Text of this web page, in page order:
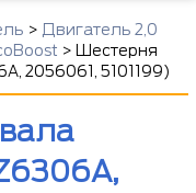
> Двигатель 2,0
>
Шестерня
2056061, 5101199)